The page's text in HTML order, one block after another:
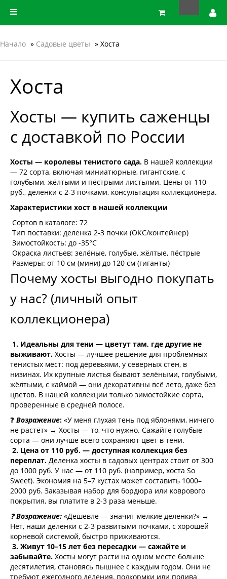
Начало » Садовые цветы » Хоста
Хоста
Хосты — купить саженцы
с доставкой по России
Хосты — королевы тенистого сада. В нашей коллекции
— 72 сорта, включая миниатюрные, гигантские, с
голубыми, жёлтыми и пёстрыми листьями. Цены от 110
руб., деленки с 2-3 почками, консультация коллекционера.
Характеристики хост в нашей коллекции
Сортов в каталоге: 72
Тип поставки: деленка 2-3 почки (ОКС/контейнер)
Зимостойкость: до -35°C
Окраска листьев: зелёные, голубые, жёлтые, пёстрые
Размеры: от 10 см (мини) до 120 см (гиганты)
Почему хосты выгодно покупать
у нас? (личный опыт
коллекционера)
1. Идеальны для тени — цветут там, где другие не
выживают. Хосты — лучшее решение для проблемных
тенистых мест: под деревьями, у северных стен, в
низинах. Их крупные листья бывают зелёными, голубыми,
жёлтыми, с каймой — они декоративны всё лето, даже без
цветов. В нашей коллекции только зимостойкие сорта,
проверенные в средней полосе.
❓ Возражение: «У меня глухая тень под яблонями, ничего
не растёт» → Хосты — то, что нужно. Сажайте голубые
сорта — они лучше всего сохраняют цвет в тени.
2. Цена от 110 руб. — доступная коллекция без
переплат. Деленка хосты в садовых центрах стоит от 300
до 1000 руб. У нас — от 110 руб. (например, хоста So
Sweet). Экономия на 5–7 кустах может составить 1000–
2000 руб. Заказывая набор для бордюра или коврового
покрытия, вы платите в 2-3 раза меньше.
❓Возражение: «Дешевле — значит мелкие деленки?» →
Нет, наши деленки с 2-3 развитыми почками, с хорошей
корневой системой, быстро приживаются.
3. Живут 10–15 лет без пересадки — сажайте и
забывайте. Хосты могут расти на одном месте больше
десятилетия, становясь пышнее с каждым годом. Они не
требуют ежегодного деления, подкормки или полива